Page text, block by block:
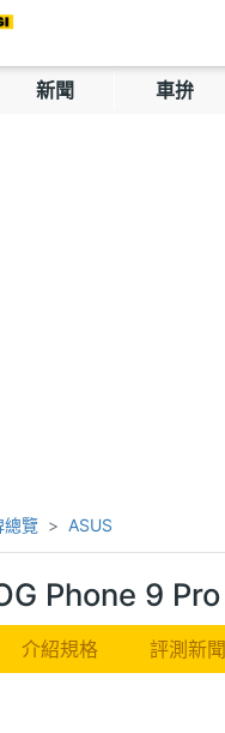
新聞 車拚
總覽 ASUS
Phone 9 Pro
介紹規格 評測新聞